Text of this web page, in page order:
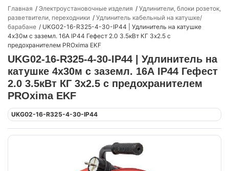
Главная Электроустановочные изделия
Удлинители, блоки розеток,
разветвители, переходники
Удлинитель кабельный на катушке/
барабане
UKG02-16-R325-4-30-IP44 | Удлинитель на катушке
4х30м с заземл. 16А IP44 Гефест 2.0 3.5кВт КГ 3х2.5 с
предохранителем PROxima EKF
UKG02-16-R325-4-30-IP44 | Удлинитель на
катушке 4х30м с заземл. 16А IP44 Гефест
2.0 3.5кВт КГ 3х2.5 с предохранителем
PROxima EKF
UKG02-16-R325-4-30-IP44